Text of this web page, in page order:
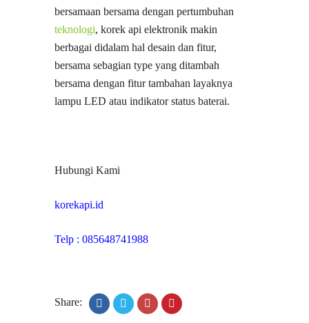
bersamaan bersama dengan pertumbuhan
teknologi, korek api elektronik makin
berbagai didalam hal desain dan fitur,
bersama sebagian type yang ditambah
bersama dengan fitur tambahan layaknya
lampu LED atau indikator status baterai.
Hubungi Kami
korekapi.id
Telp : 085648741988
Share: